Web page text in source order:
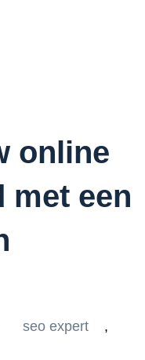
online
met een
seo expert
,